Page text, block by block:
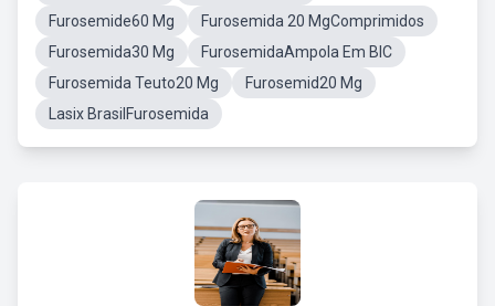
Furosemide60 Mg
Furosemida 20 MgComprimidos
Furosemida30 Mg
FurosemidaAmpola Em BIC
Furosemida Teuto20 Mg
Furosemid20 Mg
Lasix BrasilFurosemida